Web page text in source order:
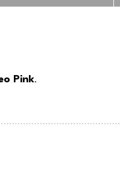
Pink.